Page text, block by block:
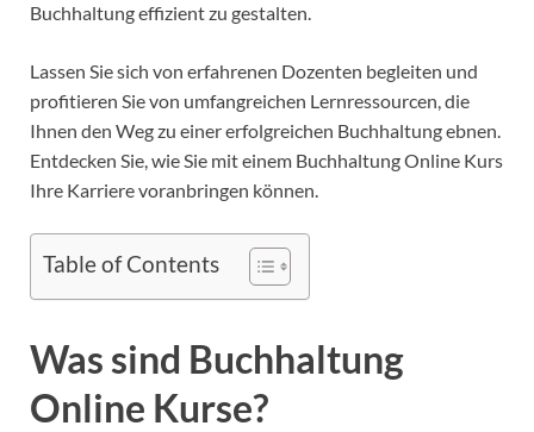
Buchhaltung effizient zu gestalten.
Lassen Sie sich von erfahrenen Dozenten begleiten und
profitieren Sie von umfangreichen Lernressourcen, die
Ihnen den Weg zu einer erfolgreichen Buchhaltung ebnen.
Entdecken Sie, wie Sie mit einem Buchhaltung Online Kurs
Ihre Karriere voranbringen können.
Table of Contents
Was sind Buchhaltung
Online Kurse?